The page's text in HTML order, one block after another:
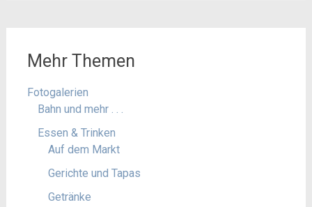
Mehr Themen
Fotogalerien
Bahn und mehr . . .
Essen & Trinken
Auf dem Markt
Gerichte und Tapas
Getränke